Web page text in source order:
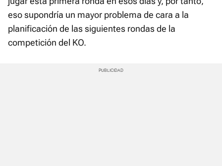
eso supondría un mayor problema de cara a la
planificación de las siguientes rondas de la
competición del KO.